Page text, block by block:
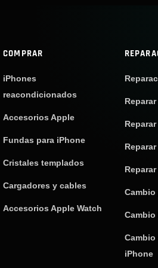
COMPRAR
iPhones
reacondicionados
Accesorios Apple
Fundas para iPhone
Cristales templados
Cargadores y cables
Accesorios Apple Watch
Cambio
iPhone